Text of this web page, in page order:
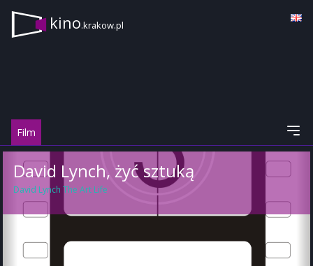
kino.krakow.pl
Film
David Lynch, żyć sztuką
David Lynch The Art Life